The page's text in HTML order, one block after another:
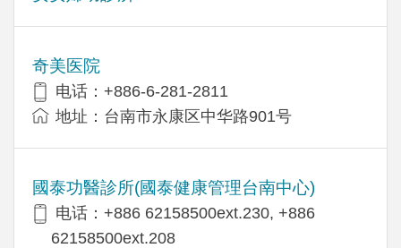
奇美医院
电话：+886-6-281-2811
地址：台南市永康区中华路901号
國泰功醫診所(國泰健康管理台南中心)
电话：+886 62158500ext.230, +886
62158500ext.208